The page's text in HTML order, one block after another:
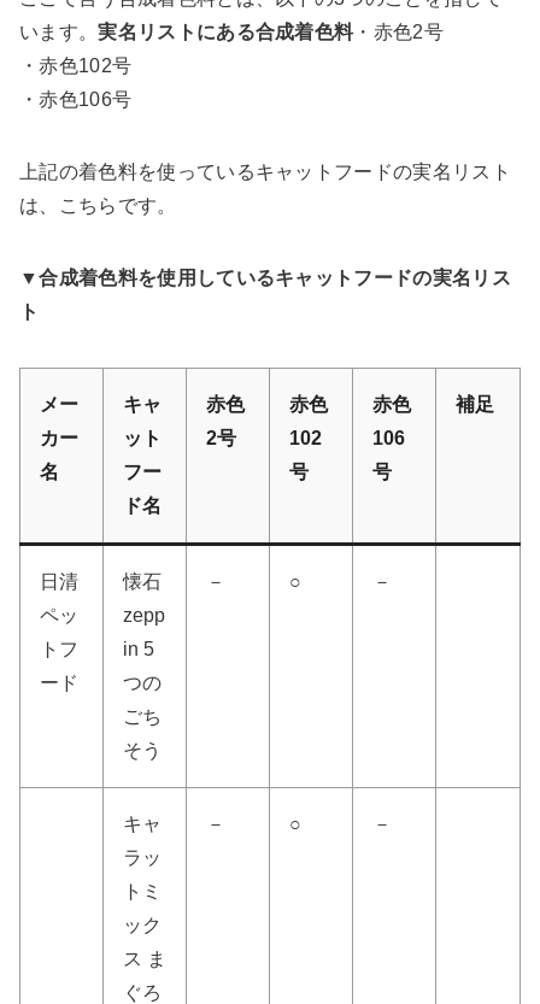
います。実名リストにある合成着色料・赤色2号
・赤色102号
・赤色106号
上記の着色料を使っているキャットフードの実名リスト
は、こちらです。
▼合成着色料を使用しているキャットフードの実名リス
ト
メー
カー
名
キャ
ット
フー
ド名
赤色
2号
赤色
102
号
赤色
106
号
補足
日清
ペッ
トフ
ード
懐石
zepp
in 5
つの
ごち
そう
－ ○ －
キャ
ラッ
トミ
ック
ス ま
ぐろ
－ ○ －